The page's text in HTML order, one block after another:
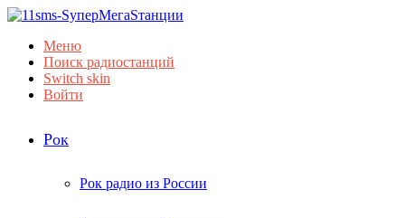
Меню
Поиск радиостанций
Switch skin
Войти
Рок
Рок радио из России